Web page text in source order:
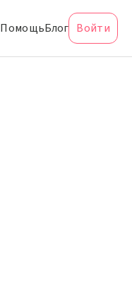
ПомощьБлог Войти